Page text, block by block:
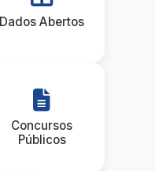
Dados Abertos
Concursos
Públicos